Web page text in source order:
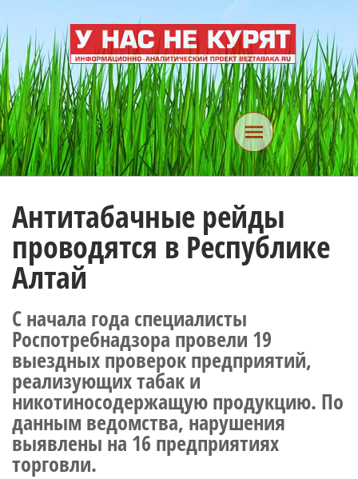
Антитабачные рейды
проводятся в Республике
Алтай
С начала года специалисты
Роспотребнадзора провели 19
выездных проверок предприятий,
реализующих табак и
никотиносодержащую продукцию. По
данным ведомства, нарушения
выявлены на 16 предприятиях
торговли.